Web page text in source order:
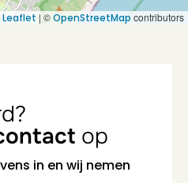
Leaflet | ©OpenStreetMap contributors
op
in en wij nemen